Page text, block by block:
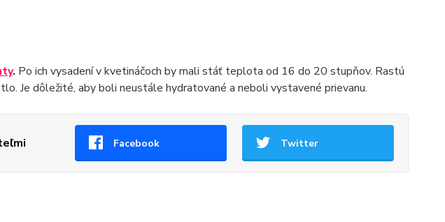
. Po ich vysadení v kvetináčoch by mali stáť teplota od 16 do 20 stupňov. Rastú
Je dôležité, aby boli neustále hydratované a neboli vystavené prievanu.
Facebook Twitter